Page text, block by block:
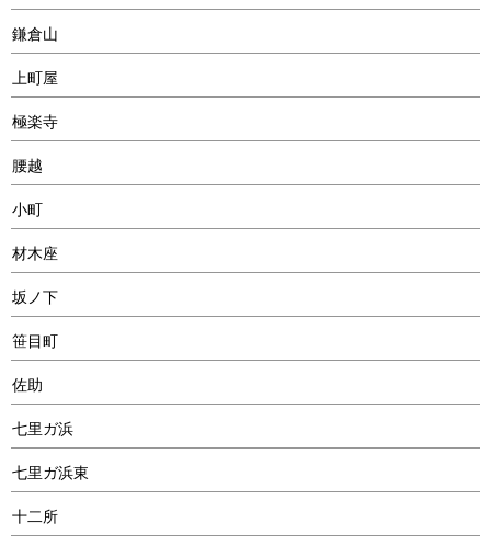
鎌倉山
上町屋
極楽寺
腰越
小町
材木座
坂ノ下
笹目町
佐助
七里ガ浜
七里ガ浜東
十二所